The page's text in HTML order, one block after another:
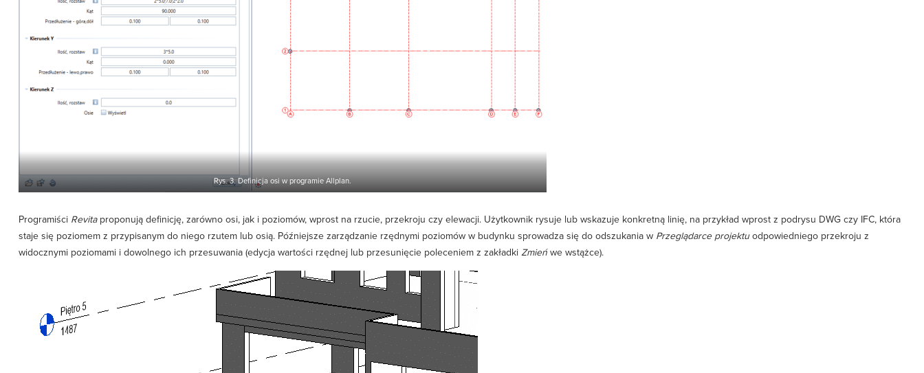
Rys. 3. Definicja osi w programie Allplan.
Programiści Revitaproponują definicję, zarówno osi, jak i poziomów, wprost na rzucie, przekroju czy elewacji. Użytkownik rysuje lub wskazuje konkretną linię, na przykład wprost z podrysu DWG czy IFC, która
staje się poziomem z przypisanym do niego rzutem lub osią. Późniejsze zarządzanie rzędnymi poziomów w budynku sprowadza się do odszukania w Przeglądarce projektuodpowiedniego przekroju z
widocznymi poziomami i dowolnego ich przesuwania (edycja wartości rzędnej lub przesunięcie poleceniem z zakładki Zmieńwe wstążce).